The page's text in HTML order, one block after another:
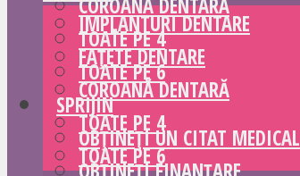
COROANĂ DENTARĂ
TOATE PE 4
TOATE PE 6
SPRIJIN
OBȚINEȚI UN CITAT MEDICAL
IMPLANTURI DENTARE
FAȚETE DENTARE
COROANĂ DENTARĂ
TOATE PE 4
TOATE PE 6